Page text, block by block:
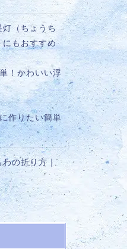
灯（ちょうち
もおすすめ
！かわいい浮
作りたい簡単
わの折り方｜